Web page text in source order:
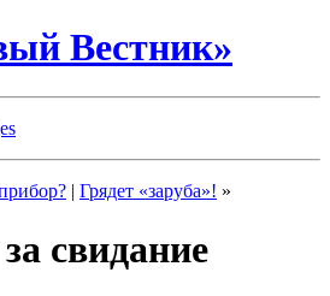
Вестник»
| Грядет «заруба»! »
свидание